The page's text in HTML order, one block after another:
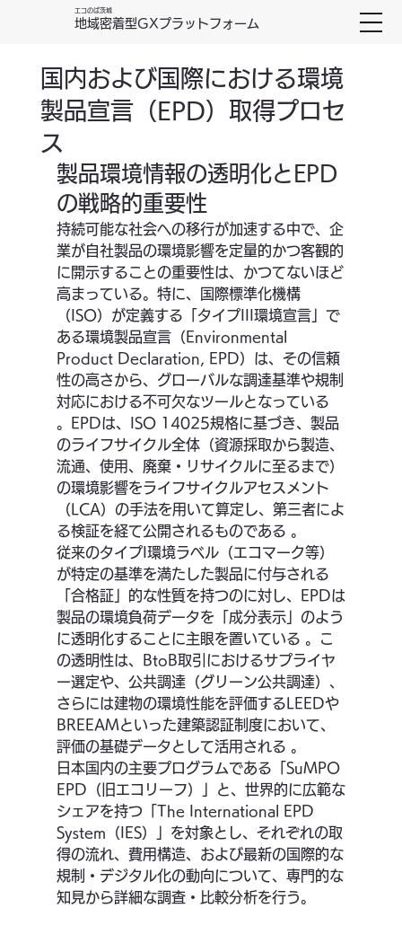
エコのば茨城
地域密着型GXプラットフォーム
国内および国際における環境
製品宣言（EPD）取得プロセ
ス
製品環境情報の透明化とEPD
の戦略的重要性
持続可能な社会への移行が加速する中で、企
業が自社製品の環境影響を定量的かつ客観的
に開示することの重要性は、かつてないほど
高まっている。特に、国際標準化機構
（ISO）が定義する「タイプIII環境宣言」で
ある環境製品宣言（Environmental
Product Declaration, EPD）は、その信頼
性の高さから、グローバルな調達基準や規制
対応における不可欠なツールとなっている
。EPDは、ISO 14025規格に基づき、製品
のライフサイクル全体（資源採取から製造、
流通、使用、廃棄・リサイクルに至るまで）
の環境影響をライフサイクルアセスメント
（LCA）の手法を用いて算定し、第三者によ
る検証を経て公開されるものである 。
従来のタイプI環境ラベル（エコマーク等）
が特定の基準を満たした製品に付与される
「合格証」的な性質を持つのに対し、EPDは
製品の環境負荷データを「成分表示」のよう
に透明化することに主眼を置いている 。こ
の透明性は、BtoB取引におけるサプライヤ
ー選定や、公共調達（グリーン公共調達）、
さらには建物の環境性能を評価するLEEDや
BREEAMといった建築認証制度において、
評価の基礎データとして活用される 。
日本国内の主要プログラムである「SuMPO
EPD（旧エコリーフ）」と、世界的に広範な
シェアを持つ「The International EPD
System（IES）」を対象とし、それぞれの取
得の流れ、費用構造、および最新の国際的な
規制・デジタル化の動向について、専門的な
知見から詳細な調査・比較分析を行う。